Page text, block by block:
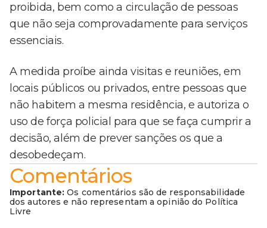
proibida, bem como a circulação de pessoas
que não seja comprovadamente para serviços
essenciais.
A medida proíbe ainda visitas e reuniões, em
locais públicos ou privados, entre pessoas que
não habitem a mesma residência, e autoriza o
uso de força policial para que se faça cumprir a
decisão, além de prever sanções os que a
desobedeçam.
Comentários
Importante: Os comentários são de responsabilidade
dos autores e não representam a opinião do Política
Livre